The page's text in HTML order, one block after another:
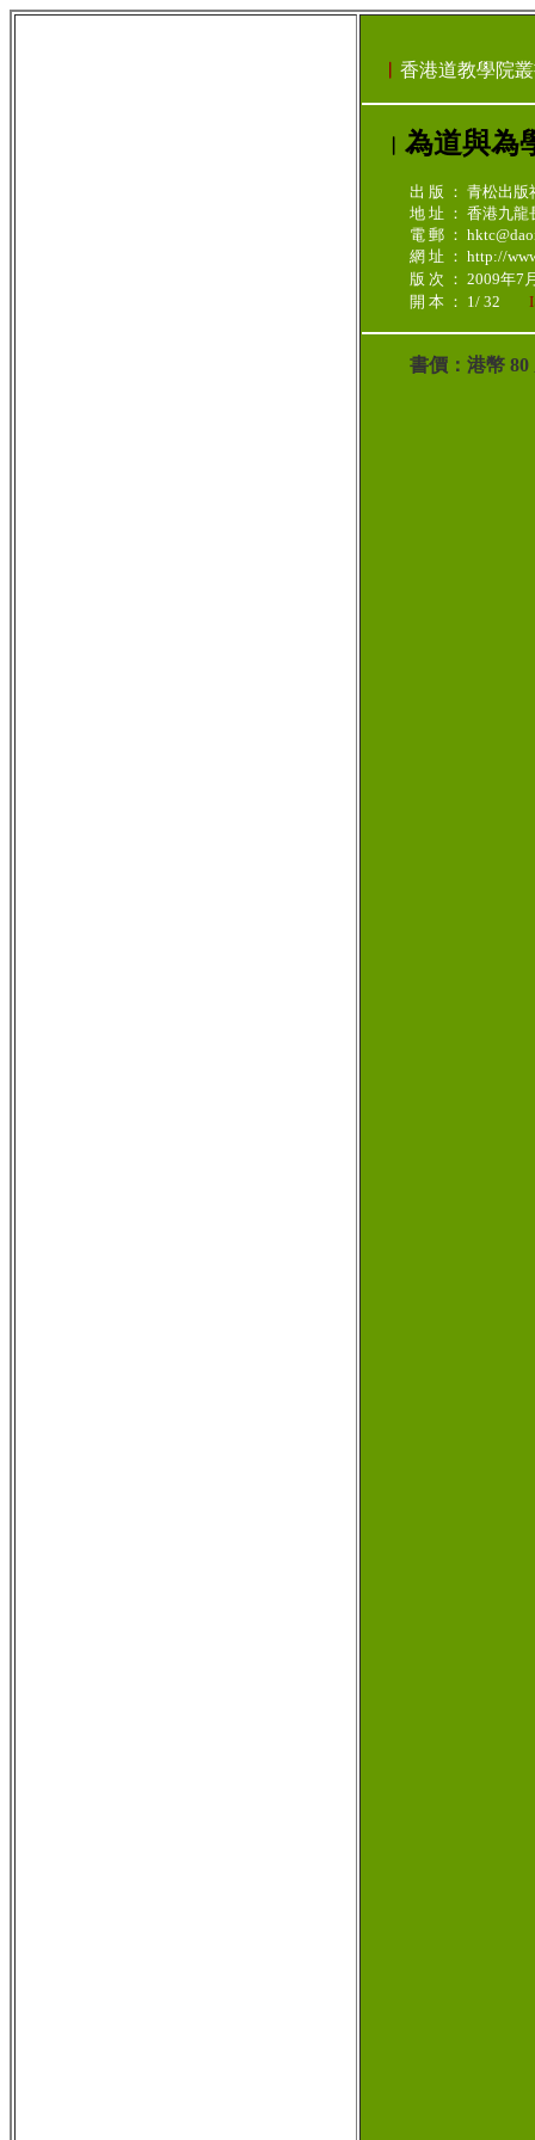
香港道教學院
為道與為
出 版 ： 青松出版
地 址 ： 香港九
電 郵 ：
網 址 ： http://
版 次 ： 2009年7
開 本 ： 1/ 32
書價：港幣